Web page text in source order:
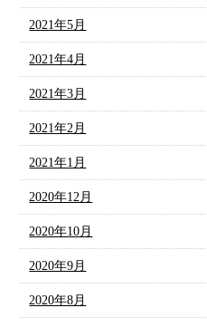
2021年5月
2021年4月
2021年3月
2021年2月
2021年1月
2020年12月
2020年10月
2020年9月
2020年8月